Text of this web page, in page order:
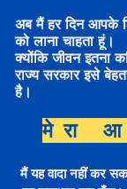
अब मैं हर दिन आपके
को लाना चाहता हूं।
क्योंकि जीवन इतना
राज्य सरकार इसे
है।
मेरा
मैं यह वादा नहीं कर